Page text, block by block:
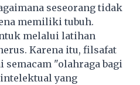
seseorang tidak
memiliki tubuh.
melalui latihan
Karena itu, filsafat
semacam "olahraga bagi
yang